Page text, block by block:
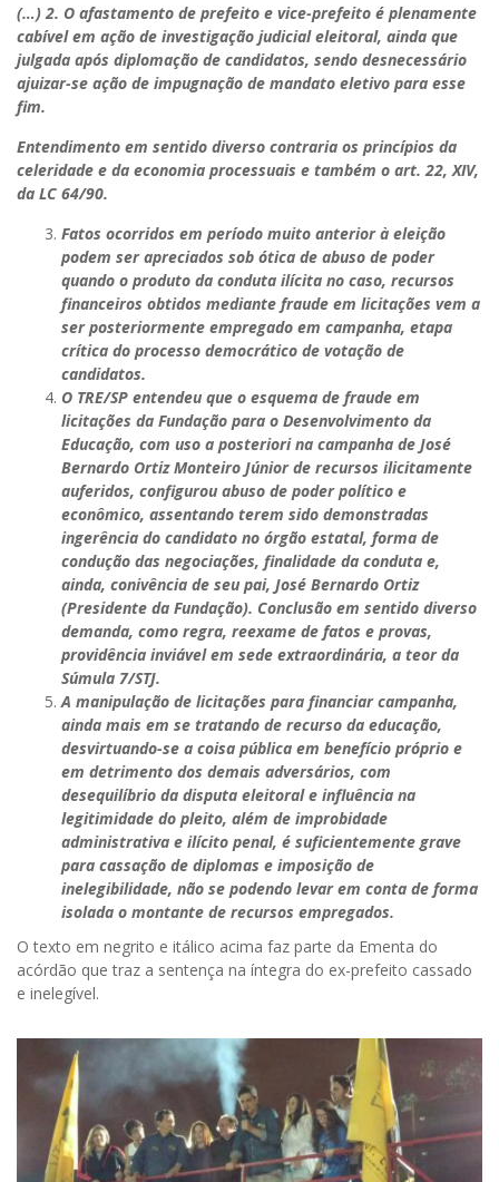
(…) 2. O afastamento de prefeito e vice-prefeito é plenamente
cabível em ação de investigação judicial eleitoral, ainda que
julgada após diplomação de candidatos, sendo desnecessário
ajuizar-se ação de impugnação de mandato eletivo para esse
fim.
Entendimento em sentido diverso contraria os princípios da
celeridade e da economia processuais e também o art. 22, XIV,
da LC 64/90.
Fatos ocorridos em período muito anterior à eleição
podem ser apreciados sob ótica de abuso de poder
quando o produto da conduta ilícita no caso, recursos
financeiros obtidos mediante fraude em licitações vem a
ser posteriormente empregado em campanha, etapa
crítica do processo democrático de votação de
candidatos.
O TRE/SP entendeu que o esquema de fraude em
licitações da Fundação para o Desenvolvimento da
Educação, com uso a posteriori na campanha de José
Bernardo Ortiz Monteiro Júnior de recursos ilicitamente
auferidos, configurou abuso de poder político e
econômico, assentando terem sido demonstradas
ingerência do candidato no órgão estatal, forma de
condução das negociações, finalidade da conduta e,
ainda, conivência de seu pai, José Bernardo Ortiz
(Presidente da Fundação). Conclusão em sentido diverso
demanda, como regra, reexame de fatos e provas,
providência inviável em sede extraordinária, a teor da
Súmula 7/STJ.
A manipulação de licitações para financiar campanha,
ainda mais em se tratando de recurso da educação,
desvirtuando-se a coisa pública em benefício próprio e
em detrimento dos demais adversários, com
desequilíbrio da disputa eleitoral e influência na
legitimidade do pleito, além de improbidade
administrativa e ilícito penal, é suficientemente grave
para cassação de diplomas e imposição de
inelegibilidade, não se podendo levar em conta de forma
isolada o montante de recursos empregados.
O texto em negrito e itálico acima faz parte da Ementa do
acórdão que traz a sentença na íntegra do ex-prefeito cassado
e inelegível.